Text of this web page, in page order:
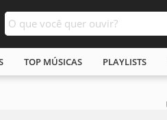
TOP MÚSICAS PLAYLISTS